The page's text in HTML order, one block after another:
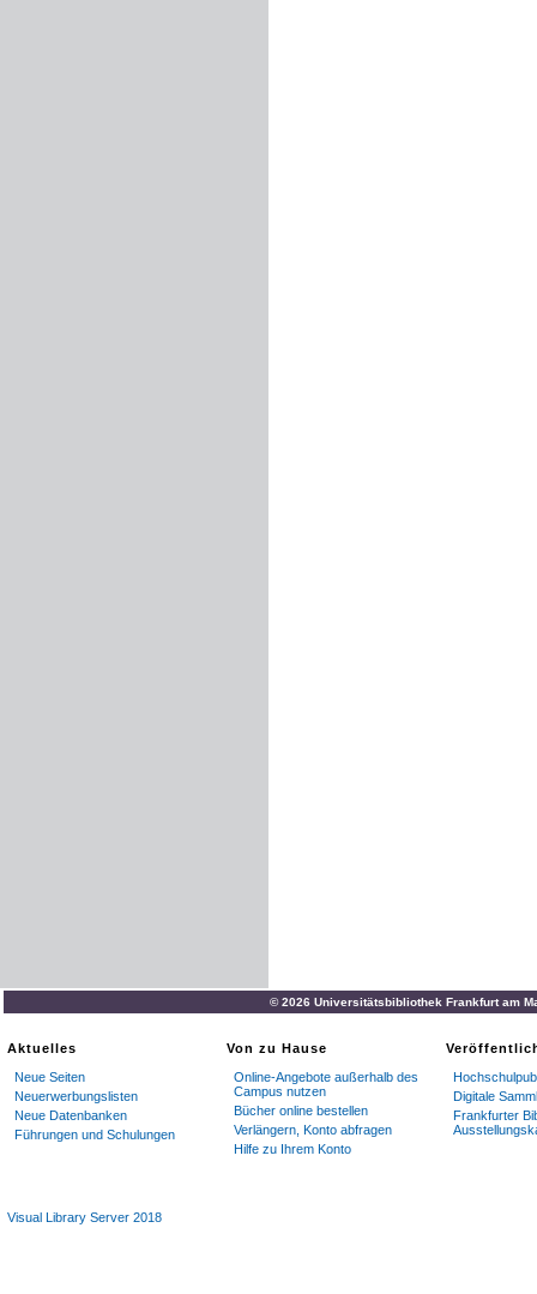
© 2026 Universitätsbibliothek Frankfurt am
Aktuelles
Neue Seiten
Neuerwerbungslisten
Neue Datenbanken
Führungen und Schulungen
Von zu Hause
Online-Angebote außerhalb des
Campus nutzen
Bücher online bestellen
Verlängern, Konto abfragen
Hilfe zu Ihrem Konto
Digitale
Frankfurter
Visual Library Server 2018